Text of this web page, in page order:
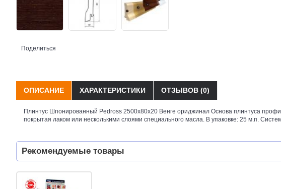
Поделиться
ОПИСАНИЕ ХАРАКТЕРИСТИКИ ОТЗЫВОВ (0)
Плинтус Шпонированный Pedross 2500х80х20 Венге ориджинал Основа плинтуса
покрытая лаком или несколькими слоями специального масла. В упаковке: 25 м.п.
Рекомендуемые товары